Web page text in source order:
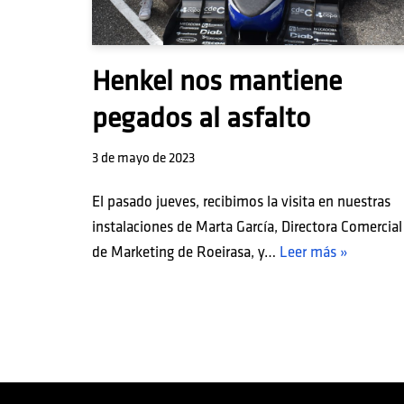
Henkel nos mantiene
pegados al asfalto
3 de mayo de 2023
El pasado jueves, recibimos la visita en nuestras
instalaciones de Marta García, Directora
de Marketing de Roeirasa, y… Leer más »